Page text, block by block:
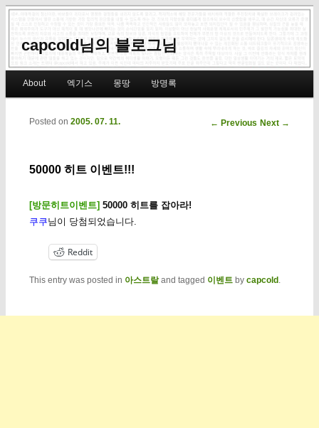
capcold님의 블로그님
Skip to primary content
Skip to secondary content
About 엑기스 몽땅 방명록
Post navigation
← Previous Next →
50000 히트 이벤트!!!
Posted on 2005. 07. 11.
[방문히트이벤트] 50000 히트를 잡아라!
쿠쿠님이 당첨되었습니다.
Reddit
This entry was posted in 아스트랄and tagged 이벤트 by capcold.